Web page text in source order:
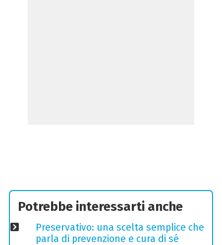
Potrebbe interessarti anche
Preservativo: una scelta semplice che
parla di prevenzione e cura di sé